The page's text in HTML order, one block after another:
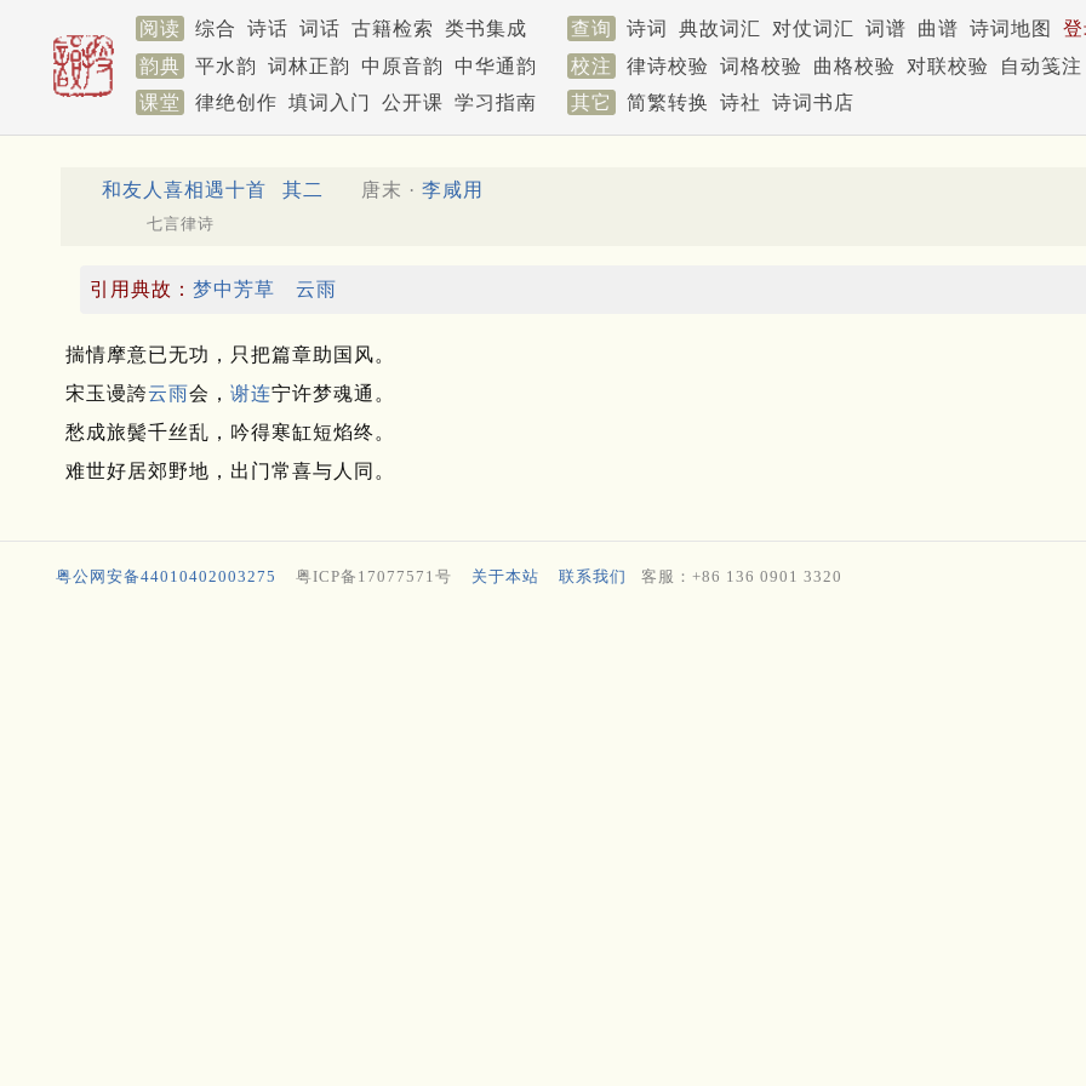
阅读 综合 诗话 词话 古籍检索 类书集成 查询 诗词 典故词汇 对仗词汇 词谱 曲谱 诗词地图
韵典
平水韵 词林正韵 中原音韵 中华通韵 校注 律诗校验 词格校验 曲格校验 对联校验
自动笺注
课堂
律绝创作 填词入门 公开课 学习指南 其它 简繁转换 诗社 诗词书店
和友人喜相遇十首 其二 唐末 · 李咸用
七言律诗
引用典故： 梦中芳草 云雨
揣情摩意已无功，只把篇章助国风。
宋玉谩誇云雨会， 谢连宁许梦魂通。
愁成旅鬓千丝乱，吟得寒缸短焰终。
难世好居郊野地，出门常喜与人同。
粤公网安备44010402003275 粤ICP备17077571号 关于本站 联系我们 客服：+86 136 0901 3320